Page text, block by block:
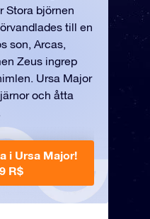
Stora björnen
till en
son, Arcas,
Zeus ingrep
Ursa Major
och åtta
i Ursa Major!
R$